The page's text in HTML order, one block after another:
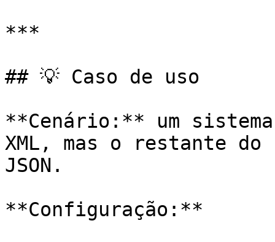
***
## 💡 Caso de uso
**Cenário:** um
XML, mas o restante
JSON.
**Configuração:**